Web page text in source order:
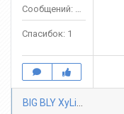
Сообщений: 18
Спасибок: 1